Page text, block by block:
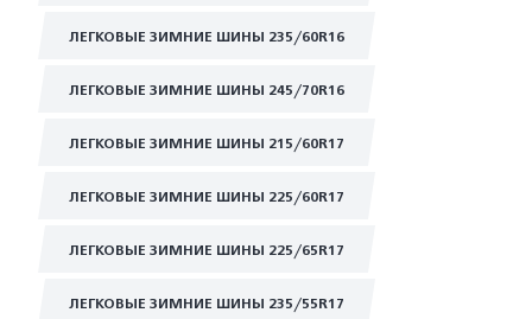
ЛЕГКОВЫЕ ЗИМНИЕ ШИНЫ 235/60R16
ЛЕГКОВЫЕ ЗИМНИЕ ШИНЫ 245/70R16
ЛЕГКОВЫЕ ЗИМНИЕ ШИНЫ 215/60R17
ЛЕГКОВЫЕ ЗИМНИЕ ШИНЫ 225/60R17
ЛЕГКОВЫЕ ЗИМНИЕ ШИНЫ 225/65R17
ЛЕГКОВЫЕ ЗИМНИЕ ШИНЫ 235/55R17